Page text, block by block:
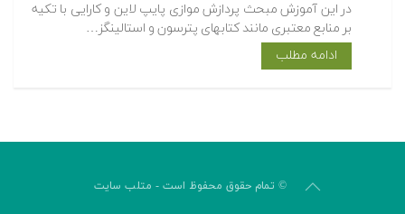
در این آموزش مبحث پردازش موازی پایپ لاین و کارایی با تکیه
بر منابع معتبری مانند کتابهای پترسون و استالینگز…
ادامه مطلب
© تمام حقوق محفوظ است - متلب سایت